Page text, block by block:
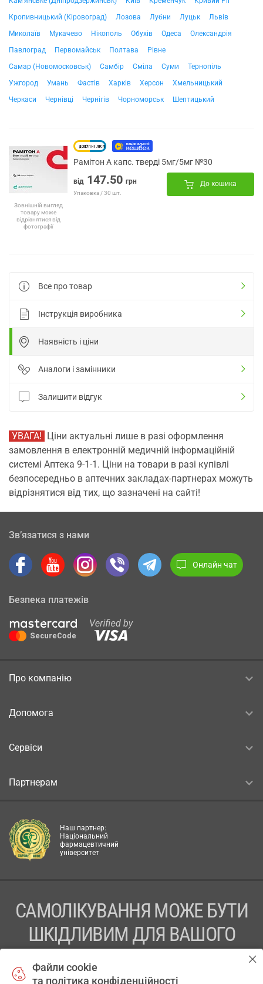
Кропивницький (Кіровоград)
Лозова Лубни Луцьк
Львів
Миколаїв
Мукачево Нікополь Обухів Одеса
Олександрія
Павлоград
Первомайськ Полтава
Рівне
Самар (Новомосковськ)
Самбір Сміла Суми
Тернопіль
Ужгород
Умань Фастів Харків Херсон
Хмельницький
Черкаси
Чернівці Чернігів Чорноморськ Шептицький
Зовнішній вигляд
товару може
відрізнятися від
фотографії
Рамітон А капс. тверді 5мг/5мг №30
від 147.50 грн
Упаковка / 30 шт.
До кошика
Все про товар
Інструкція виробника
Наявність і ціни
Аналоги і замінники
Залишити відгук
УВАГА! Ціни актуальні лише в разі оформлення
замовлення в електронній медичній інформаційній
системі Аптека 9-1-1. Ціни на товари в разі купівлі
безпосередньо в аптечних закладах-партнерах можуть
відрізнятися від тих, що зазначені на сайті!
Зв’язатися з нами
Онлайн чат
Безпека платежів
Про компанію
Допомога
Сервіси
Партнерам
Наш партнер:
Національний
фармацевтичний
університет
САМОЛІКУВАННЯ МОЖЕ БУТИ
ШКІДЛИВИМ ДЛЯ ВАШОГО
Файли cookie
та політика конфіденційності